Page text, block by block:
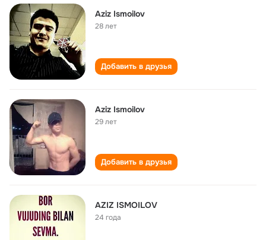
Aziz Ismoilov
28 лет
Добавить в друзья
Aziz Ismoilov
29 лет
Добавить в друзья
AZIZ ISMOILOV
24 года